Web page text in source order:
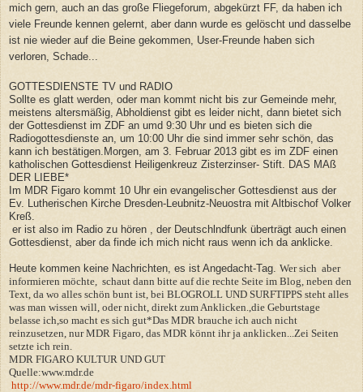
mich gern, auch an das große Fliegeforum, abgekürzt FF, da haben ich
viele Freunde kennen gelernt, aber dann wurde es gelöscht und dasselbe
ist nie wieder auf die Beine gekommen, User-Freunde haben sich
verloren, Schade...
GOTTESDIENSTE TV und RADIO
Sollte es glatt werden, oder man kommt nicht bis zur Gemeinde mehr,
meistens altersmäßig, Abholdienst gibt es leider nicht, dann bietet sich
der Gottesdienst im ZDF an umd 9:30 Uhr und es bieten sich die
Radiogottesdienste an, um 10:00 Uhr die sind immer sehr schön, das
kann ich bestätigen.Morgen, am 3. Februar 2013 gibt es im ZDF einen
katholischen Gottesdienst Heiligenkreuz Zisterzinser- Stift. DAS MAß
DER LIEBE*
Im MDR Figaro kommt 10 Uhr ein evangelischer Gottesdienst aus der
Ev. Lutherischen Kirche Dresden-Leubnitz-Neuostra mit Altbischof Volker
Kreß.
er ist also im Radio zu hören , der Deutschlndfunk überträgt auch einen
Gottesdienst, aber da finde ich mich nicht raus wenn ich da anklicke.
Heute kommen keine Nachrichten, es ist Angedacht-Tag. Wer sich aber
informieren möchte, schaut dann bitte auf die rechte Seite im Blog, neben den
Text, da wo alles schön bunt ist, bei BLOGROLL UND SURFTIPPS steht alles
was man wissen will, oder nicht, direkt zum Anklicken.,die Geburtstage
belasse ich,so macht es sich gut*Das MDR brauche ich auch nicht
reinzusetzen, nur MDR Figaro, das MDR könnt ihr ja anklicken...Zei Seiten
setzte ich rein.
MDR FIGARO KULTUR UND GUT
Quelle:www.mdr.de
http://www.mdr.de/mdr-figaro/index.html